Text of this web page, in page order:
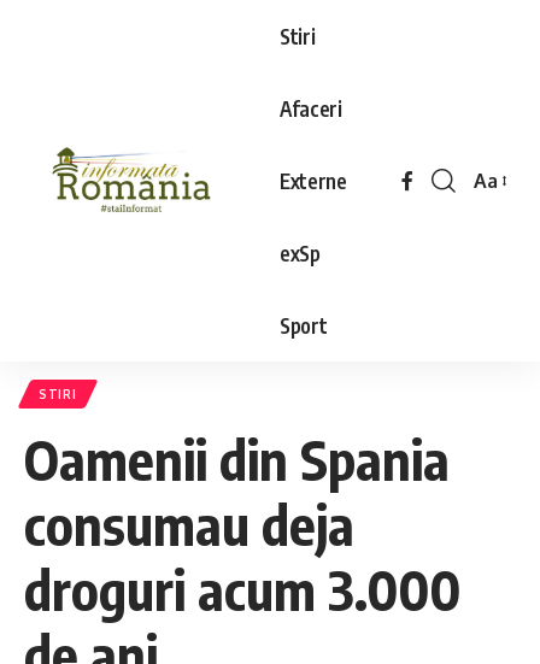
Stiri
Afaceri
Externe
exSp
Sport
Aa
STIRI
Oamenii din Spania
consumau deja
droguri acum 3.000